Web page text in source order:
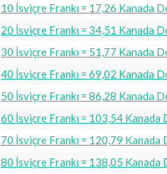
10 İsviçre Frankı = 17,26 Kanada
20 İsviçre Frankı = 34,51 Kanada
30 İsviçre Frankı = 51,77 Kanada
40 İsviçre Frankı = 69,02 Kanada
50 İsviçre Frankı = 86,28 Kanada
60 İsviçre Frankı = 103,54 Kanada
70 İsviçre Frankı = 120,79 Kanada
80 İsviçre Frankı = 138,05 Kanada